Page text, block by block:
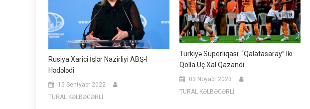
Rusiya Xarici İşlər Nazirliyi ABŞ-I
Hədələdi
15 Sentyabr 2022
TURAL KƏLBƏCƏRLİ
Türkiyə Superliqası: “Qalatasaray” Iki
Qolla Üç Xal Qazandı
03 Noyabr 2023
TURAL KƏLBƏCƏRLİ